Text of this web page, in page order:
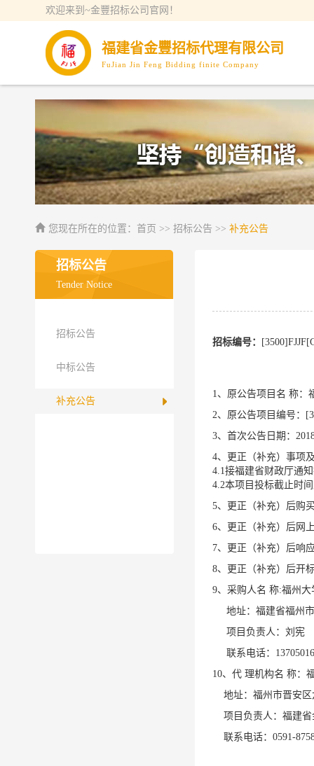
欢迎来到~金豐招标公司官网！
福建省金豐招标代理有限公司
FuJian Jin Feng Bidding finite Company
您现在所在的位置： 首页 >> 招标公告 >> 补充公告
招标公告
Tender Notice
招标公告
中标公告
补充公告
招标编号：
1、原公告项目名 称：
2、原公告项目编号：
3、首次公告日期：
4、更正（补充）事项
4.1接福建省财政厅通
4.2本项目投标截止时
5、更正（补充）后购
6、更正（补充）后网
7、更正（补充）后响
8、更正（补充）后开
9、采购人名 称:福州大
地址：福建省福州市
项目负责人：刘宪
联系电话：
10、代 理机构名 称：
地址：福州市晋安区
项目负责人：福建省
联系电话： 0591-